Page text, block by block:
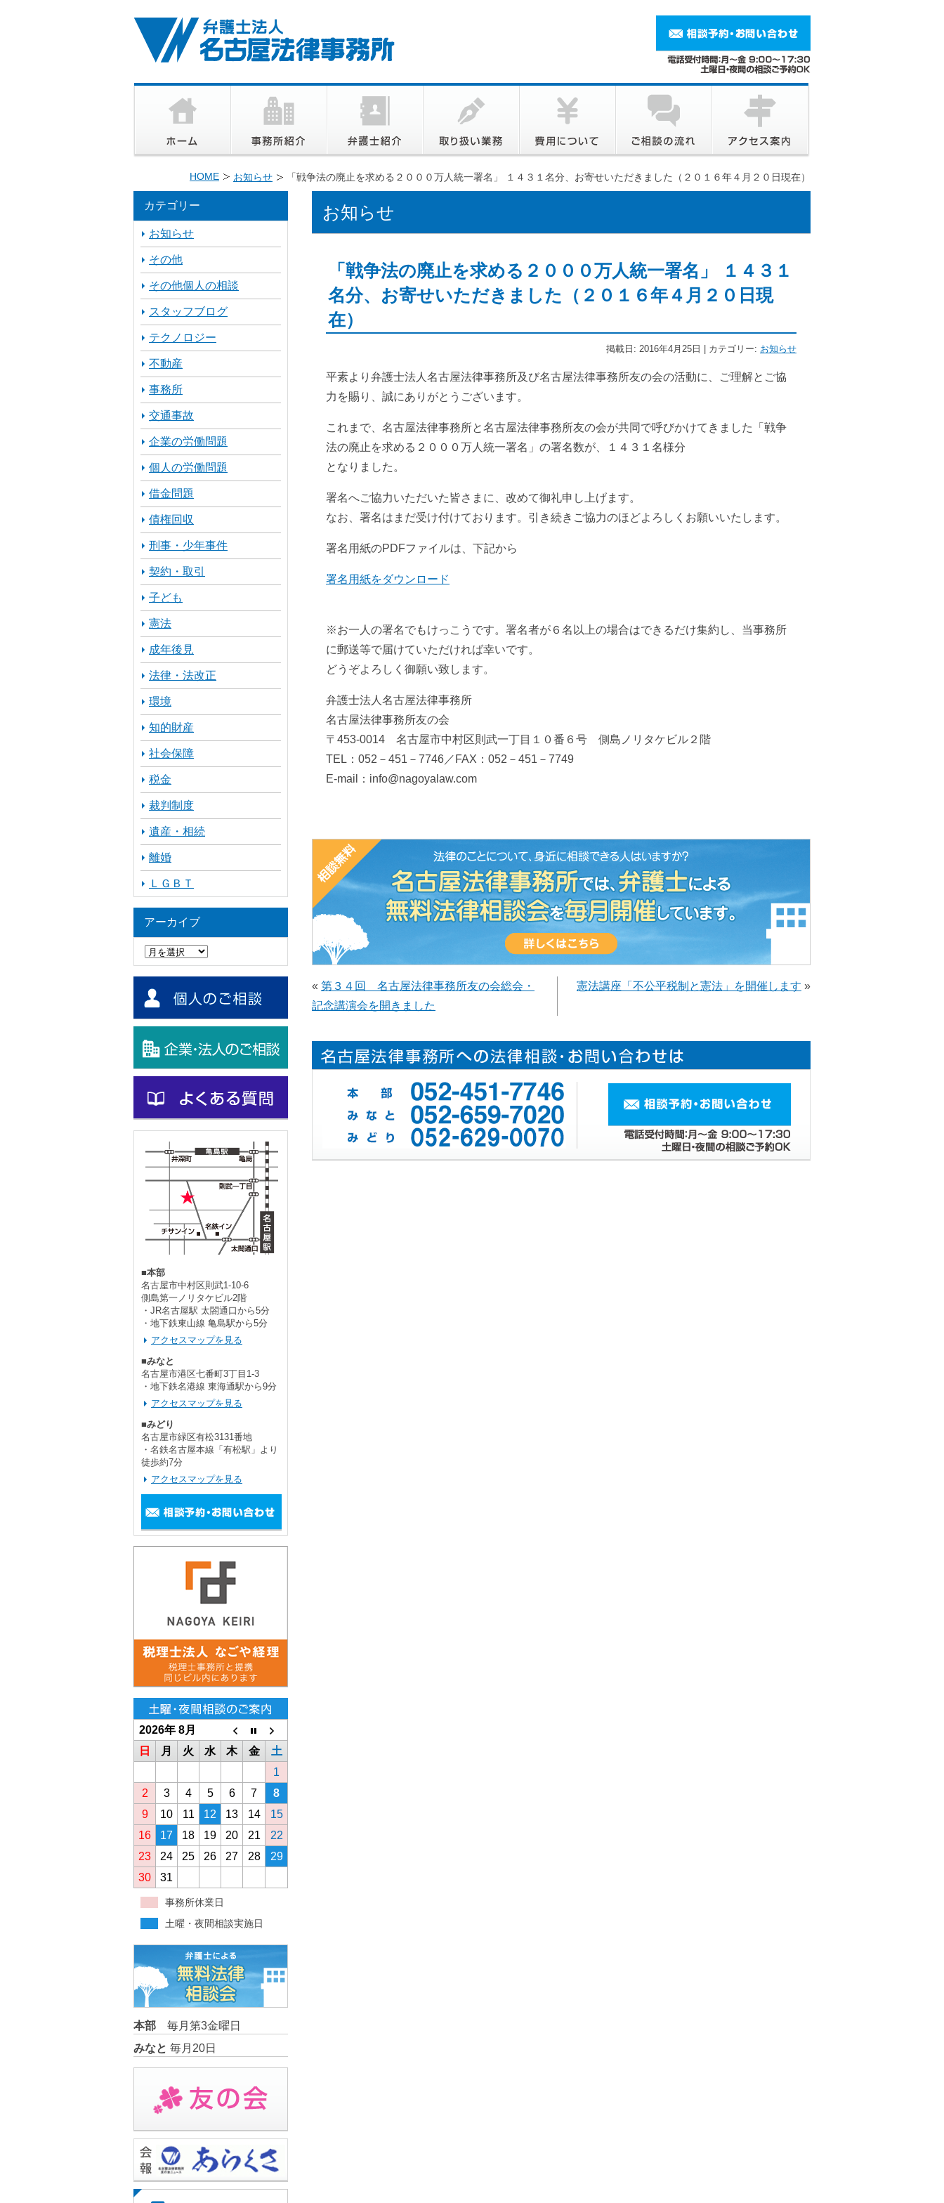
HOME お知らせ 「戦争法の廃止を求める２０００万人統一署名」 １４３１名分、お寄せいただきました（２０１６年４月２０日現在）
お知らせ
「戦争法の廃止を求める２０００万人統一署名」 １４３１
名分、お寄せいただきました（２０１６年４月２０日現
在）
掲載日: 2016年4月25日 | カテゴリー: お知らせ
平素より弁護士法人名古屋法律事務所及び名古屋法律事務所友の会の活動に、ご理解とご協
力を賜り、誠にありがとうございます。
これまで、名古屋法律事務所と名古屋法律事務所友の会が共同で呼びかけてきました「戦争
法の廃止を求める２０００万人統一署名」の署名数が、１４３１名様分
となりました。
署名へご協力いただいた皆さまに、改めて御礼申し上げます。
なお、署名はまだ受け付けております。引き続きご協力のほどよろしくお願いいたします。
署名用紙のPDFファイルは、下記から
署名用紙をダウンロード
※お一人の署名でもけっこうです。署名者が６名以上の場合はできるだけ集約し、当事務所
に郵送等で届けていただければ幸いです。
どうぞよろしく御願い致します。
弁護士法人名古屋法律事務所
名古屋法律事務所友の会
〒453-0014 名古屋市中村区則武一丁目１０番６号 側島ノリタケビル２階
TEL：052－451－7746／FAX：052－451－7749
E-mail：info@nagoyalaw.com
« 第３４回 名古屋法律事務所友の会総会・
記念講演会を開きました
憲法講座「不公平税制と憲法」を開催します »
カテゴリー
お知らせ
その他
その他個人の相談
スタッフブログ
テクノロジー
不動産
事務所
交通事故
企業の労働問題
個人の労働問題
借金問題
債権回収
刑事・少年事件
契約・取引
子ども
憲法
成年後見
法律・法改正
環境
知的財産
社会保障
税金
裁判制度
遺産・相続
離婚
ＬＧＢＴ
アーカイブ
ブ
■本部
名古屋市中村区則武1-10-6
側島第一ノリタケビル2階
・JR名古屋駅 太閤通口から5分
・地下鉄東山線 亀島駅から5分
アクセスマップを見る
■みなと
名古屋市港区七番町3丁目1-3
・地下鉄名港線 東海通駅から9分
アクセスマップを見る
■みどり
名古屋市緑区有松3131番地
・名鉄名古屋本線「有松駅」より
徒歩約7分
アクセスマップを見る
2026年 8月
日
月 火 水 木 金
土
1
2
3 4 5 6 7
8
9
10 11 12 13 14
15
16
17 18 19 20 21
22
23
24 25 26 27 28
29
30
31
事務所休業日
土曜・夜間相談実施日
本部 毎月第3金曜日
みなと 毎月20日